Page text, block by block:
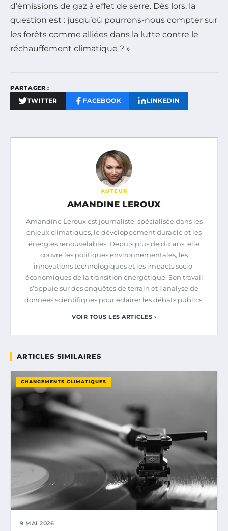
d’émissions de gaz à effet de serre. Dès lors, la
question est : jusqu’où pourrons-nous compter sur
les forêts comme alliées dans la lutte contre le
réchauffement climatique ? »
PARTAGER :
TWITTER FACEBOOK LINKEDIN
AUTEUR
AMANDINE LEROUX
Amandine Leroux est journaliste, spécialisée dans les
enjeux climatiques, le développement durable et les
énergies renouvelables. Depuis plus de dix ans, elle
couvre les politiques environnementales, les
innovations technologiques et les impacts socio-
économiques de la transition énergétique. Son travail
s’appuie sur des enquêtes de terrain et l’analyse de
données scientifiques pour éclairer les débats publics.
VOIR TOUS LES ARTICLES ›
ARTICLES SIMILAIRES
CHANGEMENTS CLIMATIQUES
9 MAI 2026